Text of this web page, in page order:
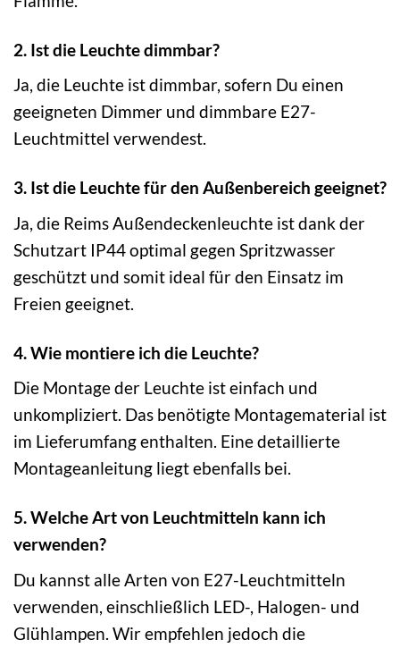
2. Ist die Leuchte dimmbar?
Ja, die Leuchte ist dimmbar, sofern Du einen
geeigneten Dimmer und dimmbare E27-
Leuchtmittel verwendest.
3. Ist die Leuchte für den Außenbereich geeignet?
Ja, die Reims Außendeckenleuchte ist dank der
Schutzart IP44 optimal gegen Spritzwasser
geschützt und somit ideal für den Einsatz im
Freien geeignet.
4. Wie montiere ich die Leuchte?
Die Montage der Leuchte ist einfach und
unkompliziert. Das benötigte Montagematerial ist
im Lieferumfang enthalten. Eine detaillierte
Montageanleitung liegt ebenfalls bei.
5. Welche Art von Leuchtmitteln kann ich
verwenden?
Du kannst alle Arten von E27-Leuchtmitteln
verwenden, einschließlich LED-, Halogen- und
Glühlampen. Wir empfehlen jedoch die